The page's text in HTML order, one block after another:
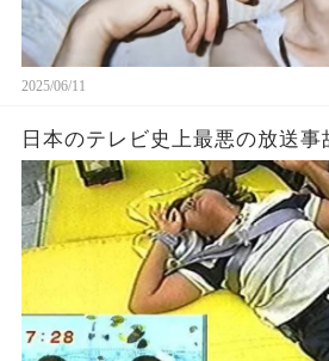
2025/06/11
日本のテレビ史上最悪の放送事